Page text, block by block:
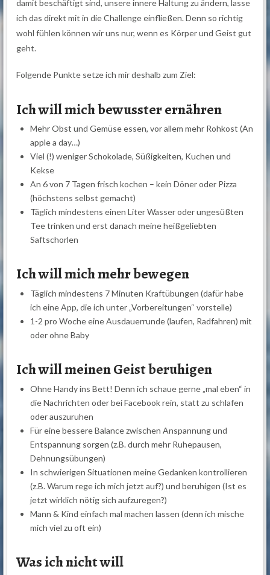
damit beschäftigt sind, unsere innere Haltung zu ändern, lasse
ich das direkt mit in die Challenge einfließen. Denn so richtig
wohl fühlen können wir uns nur, wenn es Körper und Geist gut
geht.
Folgende Punkte setze ich mir deshalb zum Ziel:
Ich will mich bewusster ernähren
Mehr Obst und Gemüse essen, vor allem mehr Rohkost (An
apple a day…)
Viel (!) weniger Schokolade, Süßigkeiten, Kuchen und
Kekse
An 6 von 7 Tagen frisch kochen – kein Döner oder Pizza
(höchstens selbst gemacht)
Täglich mindestens einen Liter Wasser oder ungesüßten
Tee trinken und erst danach meine heißgeliebten
Saftschorlen
Ich will mich mehr bewegen
Täglich mindestens 7 Minuten Kraftübungen (dafür habe
ich eine App, die ich unter „Vorbereitungen“ vorstelle)
1-2 pro Woche eine Ausdauerrunde (laufen, Radfahren) mit
oder ohne Baby
Ich will meinen Geist beruhigen
Ohne Handy ins Bett! Denn ich schaue gerne „mal eben“ in
die Nachrichten oder bei Facebook rein, statt zu schlafen
oder auszuruhen
Für eine bessere Balance zwischen Anspannung und
Entspannung sorgen (z.B. durch mehr Ruhepausen,
Dehnungsübungen)
In schwierigen Situationen meine Gedanken kontrollieren
(z.B. Warum rege ich mich jetzt auf?) und beruhigen (Ist es
jetzt wirklich nötig sich aufzuregen?)
Mann & Kind einfach mal machen lassen (denn ich mische
mich viel zu oft ein)
Was ich nicht will